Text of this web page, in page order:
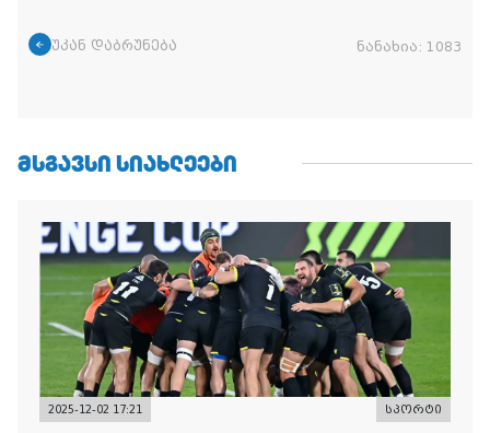
უკან დაბრუნება ნანახია: 1083
ᲛᲡᲒᲐᲕᲡᲘ ᲡᲘᲐᲮᲚᲔᲔᲑᲘ
2025-12-02 17:21 სპორტი